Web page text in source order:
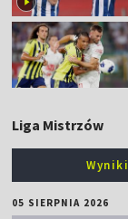
Liga Mistrzów
Wyniki
05 SIERPNIA 2026